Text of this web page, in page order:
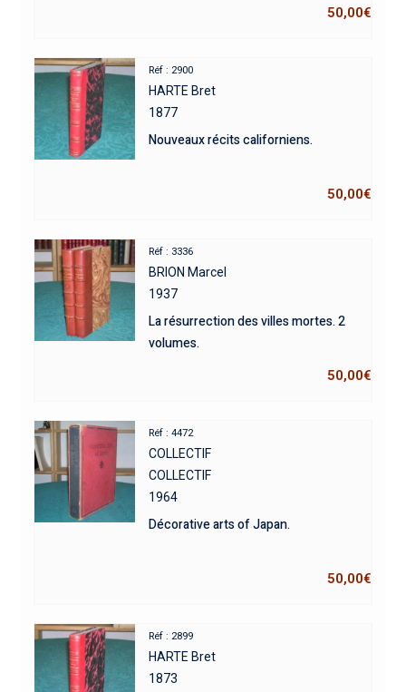
50,00€
Réf : 2900
HARTE Bret
1877
Nouveaux récits californiens.
50,00€
Réf : 3336
BRION Marcel
1937
La résurrection des villes mortes. 2
volumes.
50,00€
Réf : 4472
COLLECTIF
COLLECTIF
1964
Décorative arts of Japan.
50,00€
Réf : 2899
HARTE Bret
1873